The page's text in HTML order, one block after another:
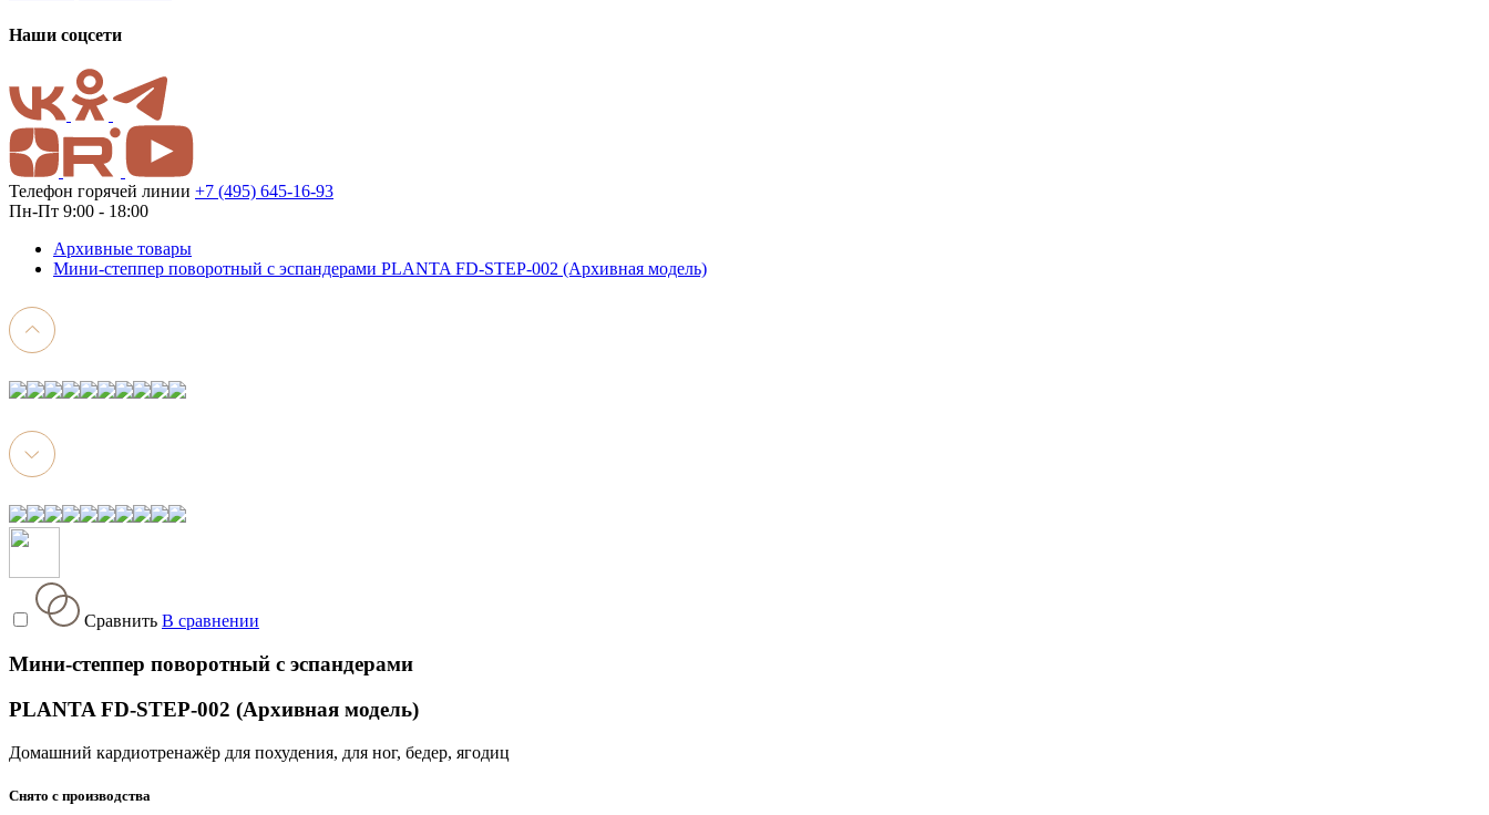
Наши соцсети
Телефон горячей линии +7 (495) 645-16-93
Пн-Пт 9:00 - 18:00
Архивные товары
Мини-степпер поворотный с эспандерами PLANTA FD-STEP-002 (Архивная модель)
Сравнить В сравнении
Мини-степпер поворотный с эспандерами
PLANTA FD-STEP-002 (Архивная модель)
Домашний кардиотренажёр для похудения, для ног, бедер, ягодиц
Снято с производства